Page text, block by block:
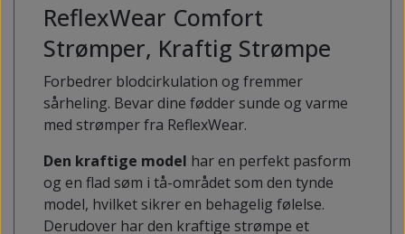
ReflexWear Comfort
Strømper, Kraftig Strømpe
Forbedrer blodcirkulation og fremmer
sårheling. Bevar dine fødder sunde og varme
med strømper fra ReflexWear.
Den kraftige model har en perfekt pasform
og en flad søm i tå-området som den tynde
model, hvilket sikrer en behagelig følelse.
Derudover har den kraftige strømpe et